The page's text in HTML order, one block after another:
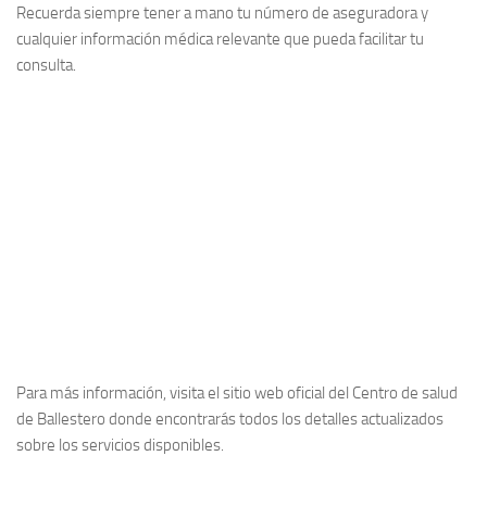
Recuerda siempre tener a mano tu número de aseguradoray
cualquier información médica relevante que pueda facilitar tu
consulta.
Para más información, visita el sitio web oficial del Centro de salud
de Ballestero donde encontrarás todos los detalles actualizados
sobre los servicios disponibles.